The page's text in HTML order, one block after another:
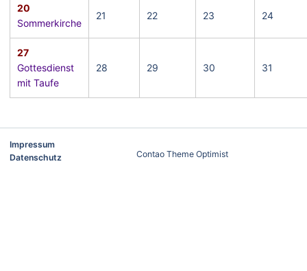
20
Sommerkirche
21 22 23 24
27
Gottesdienst
mit Taufe
28 29 30 31
Impressum
Datenschutz
Contao Theme Optimist